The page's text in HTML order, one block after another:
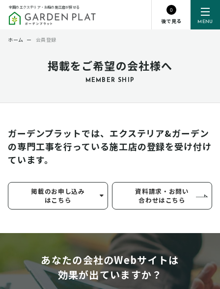
MENU
全国のエクステリア・お庭の施工店が探せる
0
後で見る
掲載をご希望の会社様へ
MEMBER SHIP
ホーム ー 会員登録
ガーデンプラットでは、エクステリア&ガーデン
の専門工事を行っている施工店の登録を受け付け
ています。
掲載のお申し込み
はこちら
資料請求・お問い
合わせはこちら
あなたの会社のWebサイトは
効果が出ていますか？